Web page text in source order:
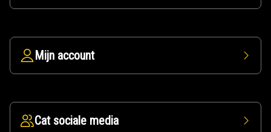
Mijn account
Cat sociale media